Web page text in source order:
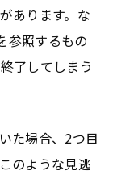
あります。な
参照するもの
了してしまう
た場合、2つ目
のような見逃